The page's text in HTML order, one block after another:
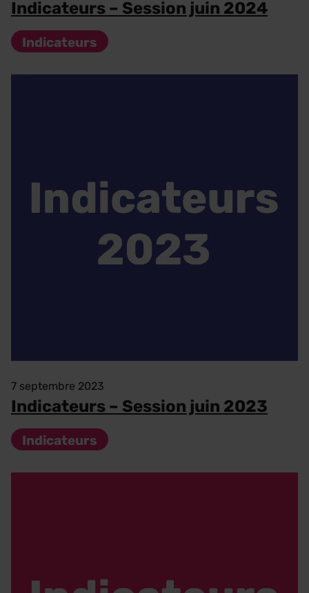
Indicateurs – Session juin 2024
Indicateurs
7 septembre 2023
Indicateurs – Session juin 2023
Indicateurs